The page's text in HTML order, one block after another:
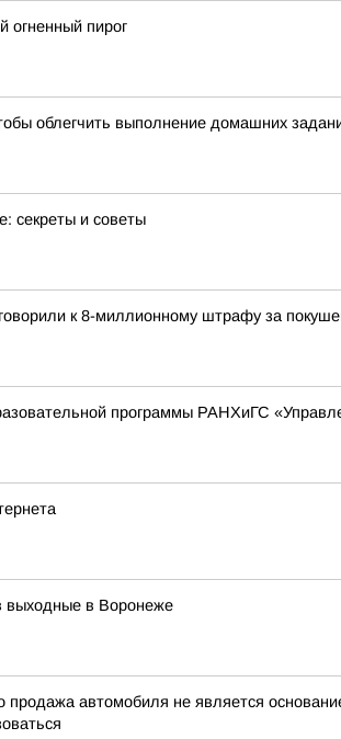
огненный пирог
облегчить выполнение домашних
секреты и советы
к 8-миллионному штрафу за
программы РАНХиГС
выходные в Воронеже
автомобиля не является